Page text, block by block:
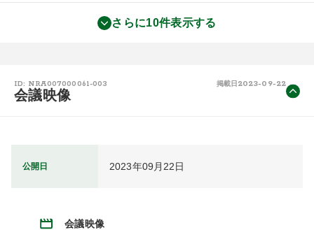
さらに10件表示する
ID: NRA007000061-003 掲載日 2023-09-22
会議映像
公開日 2023年09月22日
会議映像